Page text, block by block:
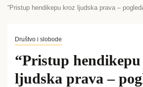
“Pristup hendikepu kroz ljudska prava –
Društvo i slobode
“Pristup
ljudska prava –